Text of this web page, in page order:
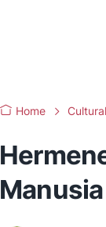
Home
Manusia